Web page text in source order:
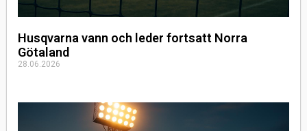
Husqvarna vann och leder fortsatt Norra
Götaland
28.06.2026